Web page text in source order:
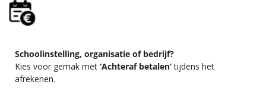
Schoolinstelling, organisatie of bedrijf?
Kies voor gemak met ‘Achteraf betalen’tijdens het
afrekenen.